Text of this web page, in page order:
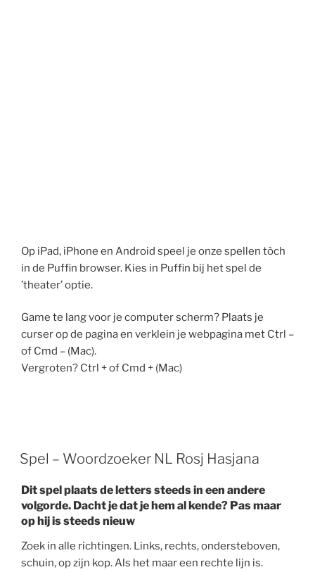
Op iPad, iPhone en Android speel je onze spellen tòch
in de Puffin browser. Kies in Puffin bij het spel de
’theater’ optie.
Game te lang voor je computer scherm? Plaats je
curser op de pagina en verklein je webpagina met Ctrl –
of Cmd – (Mac).
Vergroten? Ctrl + of Cmd + (Mac)
Spel – Woordzoeker NL Rosj Hasjana
Dit spel plaats de letters steeds in een andere
volgorde. Dacht je dat je hem al kende? Pas maar
op hij is steeds nieuw
Zoek in alle richtingen. Links, rechts, ondersteboven,
schuin, op zijn kop. Als het maar een rechte lijn is.